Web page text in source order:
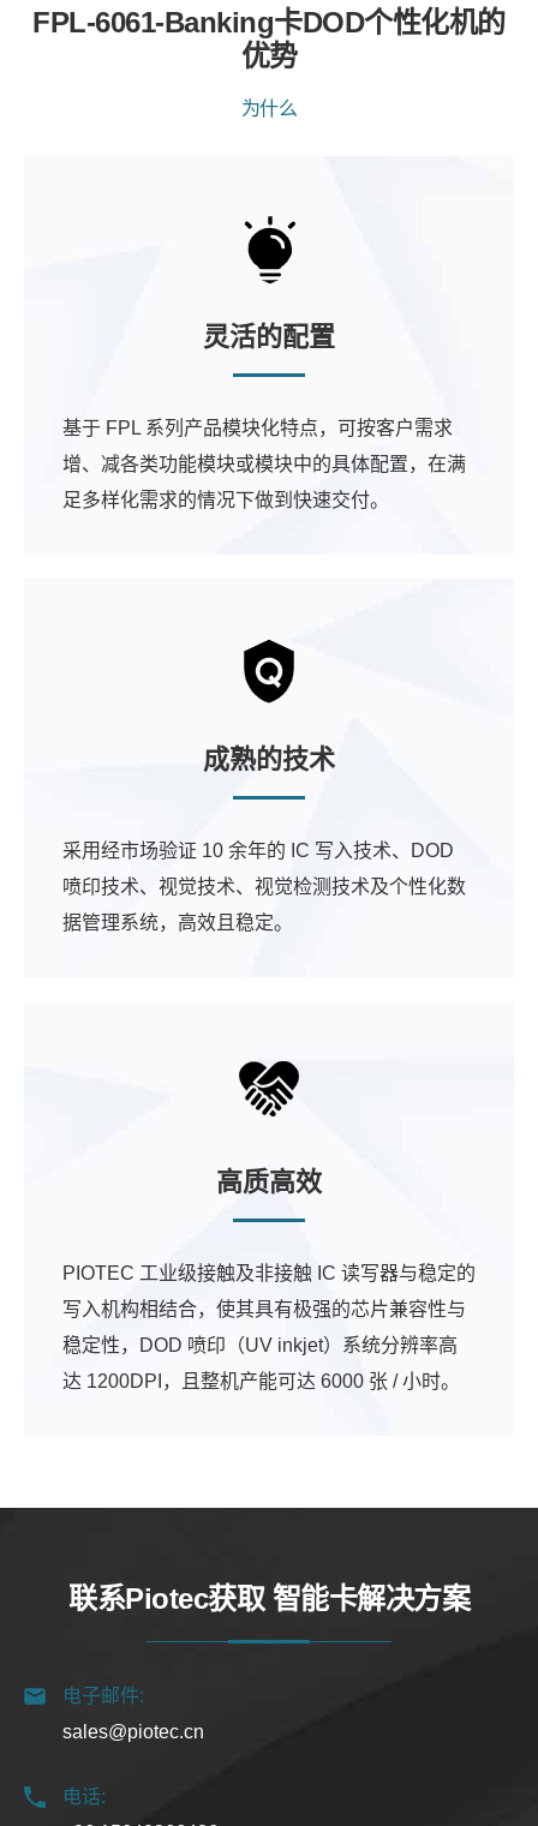
FPL-6061-Banking卡DOD个性化机的
优势
为什么
灵活的配置
基于 FPL 系列产品模块化特点，可按客户需求
增、减各类功能模块或模块中的具体配置，在满
足多样化需求的情况下做到快速交付。
成熟的技术
采用经市场验证 10 余年的 IC 写入技术、DOD
喷印技术、视觉技术、视觉检测技术及个性化数
据管理系统，高效且稳定。
高质高效
PIOTEC 工业级接触及非接触 IC 读写器与稳定的
写入机构相结合，使其具有极强的芯片兼容性与
稳定性，DOD 喷印（UV inkjet）系统分辨率高
达 1200DPI，且整机产能可达 6000 张 / 小时。
联系Piotec获取 智能卡解决方案
电子邮件:
sales@piotec.cn
电话: